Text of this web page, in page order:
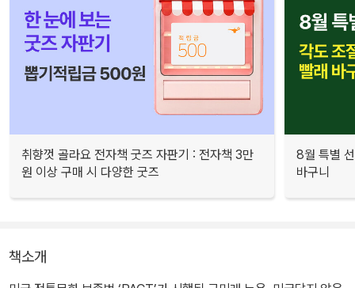
취향껏 골라요 전자책 굿즈 자판기 : 전자책 3만
원 이상 구매 시 다양한 굿즈
8월 특별
바구니
책소개